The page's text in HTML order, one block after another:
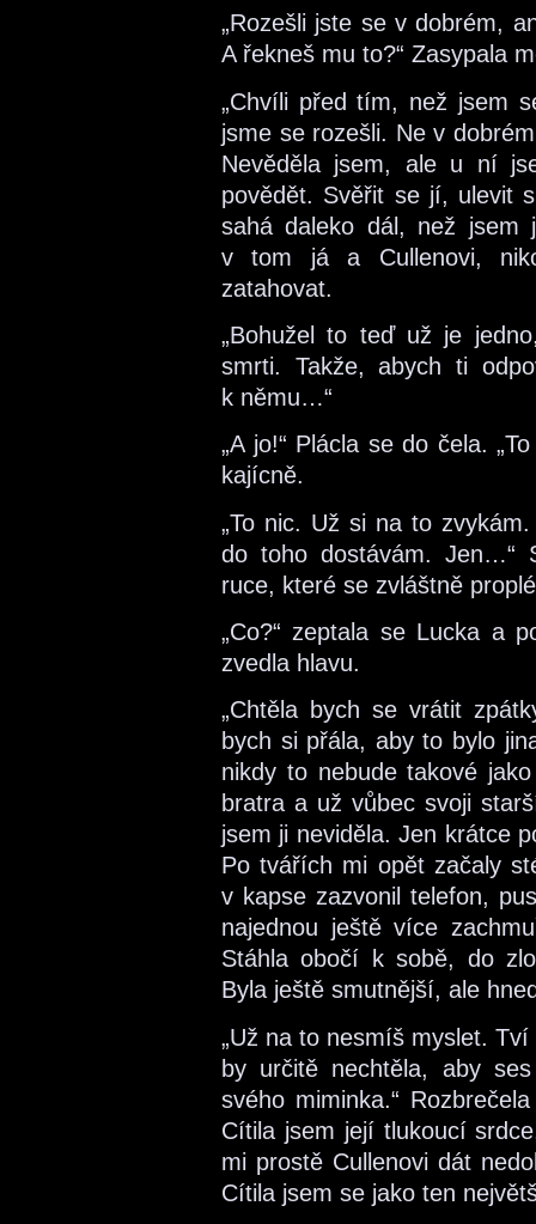
„Rozešli jste se v dobrém,
A řekneš mu to?“ Zasypala
„Chvíli před tím, než jsem
jsme se rozešli. Ne v
Nevěděla jsem, ale u ní
povědět. Svěřit se jí, ulevit
sahá daleko dál, než jsem
v tom já a Cullenovi,
zatahovat.
„Bohužel to teď už je
smrti. Takže, abych ti
k němu…“
„A jo!“ Plácla se do čela.
kajícně.
„To nic. Už si na to
do toho dostávám. Jen…“
ruce, které se zvláštně
„Co?“ zeptala se Lucka a
zvedla hlavu.
„Chtěla bych se vrátit
bych si přála, aby to bylo
nikdy to nebude takové
bratra a už vůbec svoji
jsem ji neviděla. Jen krátce
Po tvářích mi opět začaly
v kapse zazvonil telefon,
najednou ještě více
Stáhla obočí k sobě, do
Byla ještě smutnější, ale
„Už na to nesmíš myslet.
by určitě nechtěla, aby
svého miminka.“
Cítila jsem její tlukoucí
mi prostě Cullenovi dát
Cítila jsem se jako ten